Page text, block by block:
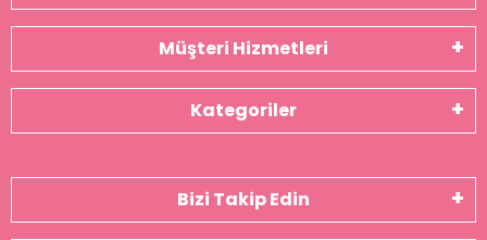
Müşteri Hizmetleri
Kategoriler
Bizi Takip Edin